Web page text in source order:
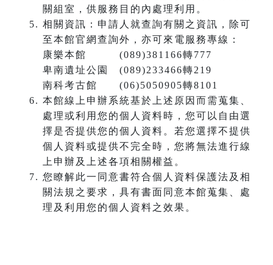
關組室，供服務目的內處理利用。
相關資訊：申請人就查詢有關之資訊，除可
至本館官網查詢外，亦可來電服務專線：
康樂本館 (089)381166轉777
卑南遺址公園 (089)233466轉219
南科考古館 (06)5050905轉8101
本館線上申辦系統基於上述原因而需蒐集、
處理或利用您的個人資料時，您可以自由選
擇是否提供您的個人資料。若您選擇不提供
個人資料或提供不完全時，您將無法進行線
上申辦及上述各項相關權益。
您瞭解此一同意書符合個人資料保護法及相
關法規之要求，具有書面同意本館蒐集、處
理及利用您的個人資料之效果。